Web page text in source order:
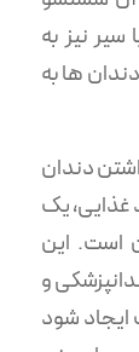
نیز به
ها به
دندان
یک
است. این
و
ایجاد شود